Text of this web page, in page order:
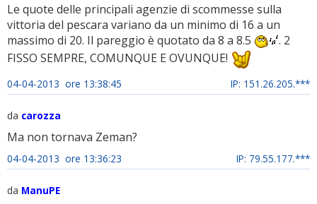
Le quote delle principali agenzie di scommesse sulla
vittoria del pescara variano da un minimo di 16 a un
massimo di 20. Il pareggio è quotato da 8 a 8.5
. 2
FISSO SEMPRE, COMUNQUE E OVUNQUE!
04-04-2013 ore 13:38:45 IP: 151.26.205.***
da carozza
Ma non tornava Zeman?
04-04-2013 ore 13:36:23 IP: 79.55.177.***
da ManuPE